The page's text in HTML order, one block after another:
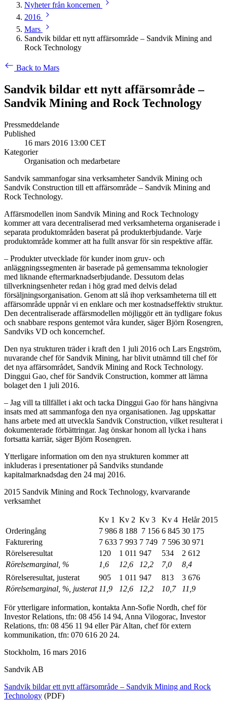
Nyheter från koncernen
2016
Mars
Sandvik bildar ett nytt affärsområde – Sandvik Mining and
Rock Technology
Back to Mars
Sandvik bildar ett nytt affärsområde –
Sandvik Mining and Rock Technology
Pressmeddelande
Published
16 mars 2016 13:00 CET
Kategorier
Organisation och medarbetare
Sandvik sammanfogar sina verksamheter Sandvik Mining och
Sandvik Construction till ett affärsområde – Sandvik Mining and
Rock Technology.
Affärsmodellen inom Sandvik Mining and Rock Technology
kommer att vara decentraliserad med verksamheterna organiserade i
separata produktområden baserat på produkterbjudande. Varje
produktområde kommer att ha fullt ansvar för sin respektive affär.
– Produkter utvecklade för kunder inom gruv- och
anläggningssegmenten är baserade på gemensamma teknologier
med liknande eftermarknadserbjudande. Dessutom delas
tillverkningsenheter redan i hög grad med delvis delad
försäljningsorganisation. Genom att slå ihop verksamheterna till ett
affärsområde uppnår vi en enklare och mer kostnadseffektiv struktur.
Den decentraliserade affärsmodellen möjliggör ett än tydligare fokus
och snabbare respons gentemot våra kunder, säger Björn Rosengren,
Sandviks VD och koncernchef.
Den nya strukturen träder i kraft den 1 juli 2016 och Lars Engström,
nuvarande chef för Sandvik Mining, har blivit utnämnd till chef för
det nya affärsområdet, Sandvik Mining and Rock Technology.
Dinggui Gao, chef för Sandvik Construction, kommer att lämna
bolaget den 1 juli 2016.
– Jag vill ta tillfället i akt och tacka Dinggui Gao för hans hängivna
insats med att sammanfoga den nya organisationen. Jag uppskattar
hans arbete med att utveckla Sandvik Construction, vilket resulterat i
dokumenterade förbättringar. Jag önskar honom all lycka i hans
fortsatta karriär, säger Björn Rosengren.
Ytterligare information om den nya strukturen kommer att
inkluderas i presentationer på Sandviks stundande
kapitalmarknadsdag den 24 maj 2016.
2015 Sandvik Mining and Rock Technology, kvarvarande
verksamhet
Kv 1 Kv 2 Kv 3 Kv 4 Helår 2015
Orderingång
7 986 8 188 7 156 6 845 30 175
Fakturering
7 633 7 993 7 749 7 596 30 971
Rörelseresultat
120 1 011 947 534
2 612
Rörelsemarginal, %
1,6 12,6 12,2 7,0
8,4
Rörelseresultat, justerat
905 1 011 947 813
3 676
Rörelsemarginal, %, justerat 11,9 12,6 12,2 10,7 11,9
För ytterligare information, kontakta Ann-Sofie Nordh, chef för
Investor Relations, tfn: 08 456 14 94, Anna Vilogorac, Investor
Relations, tfn: 08 456 11 94 eller Pär Altan, chef för extern
kommunikation, tfn: 070 616 20 24.
Stockholm, 16 mars 2016
Sandvik AB
Sandvik bildar ett nytt affärsområde – Sandvik Mining and Rock
Technology (PDF)